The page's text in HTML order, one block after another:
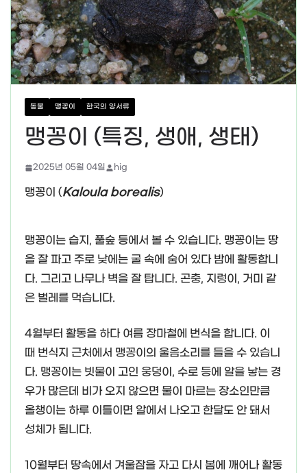
동물 맹꽁이 한국의 양서류
맹꽁이 (특징, 생애, 생태)
2025년 05월 04일 hig
맹꽁이 (Kaloula borealis)
맹꽁이는 습지, 풀숲 등에서 볼 수 있습니다. 맹꽁이는 땅
을 잘 파고 주로 낮에는 굴 속에 숨어 있다 밤에 활동합니
다. 그리고 나무나 벽을 잘 탑니다. 곤충, 지렁이, 거미 같
은 벌레를 먹습니다.
4월부터 활동을 하다 여름 장마철에 번식을 합니다. 이
때 번식지 근처에서 맹꽁이의 울음소리를 들을 수 있습니
다. 맹꽁이는 빗물이 고인 웅덩이, 수로 등에 알을 낳는 경
우가 많은데 비가 오지 않으면 물이 마르는 장소인만큼
올챙이는 하루 이틀이면 알에서 나오고 한달도 안 돼서
성체가 됩니다.
10월부터 땅속에서 겨울잠을 자고 다시 봄에 깨어나 활동